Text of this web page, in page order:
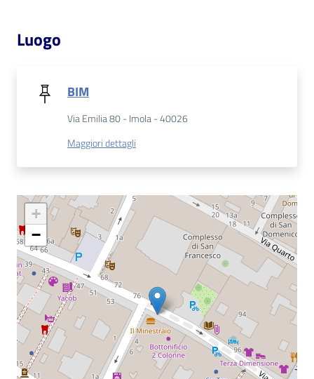
la
lettura
Seguici
Catalogo
on line
Eventi
Luogo
BIM
Via Emilia 80 - Imola - 40026
Maggiori dettagli
+
−